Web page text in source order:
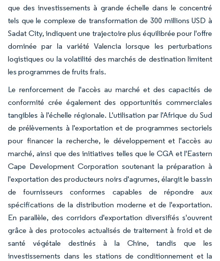
que des investissements à grande échelle dans le concentré
tels que le complexe de transformation de 300 millions USD à
Sadat City, indiquent une trajectoire plus équilibrée pour l'offre
dominée par la variété Valencia lorsque les perturbations
logistiques ou la volatilité des marchés de destination limitent
les programmes de fruits frais.
Le renforcement de l'accès au marché et des capacités de
conformité crée également des opportunités commerciales
tangibles à l'échelle régionale. L'utilisation par l'Afrique du Sud
de prélèvements à l'exportation et de programmes sectoriels
pour financer la recherche, le développement et l'accès au
marché, ainsi que des initiatives telles que le CGA et l'Eastern
Cape Development Corporation soutenant la préparation à
l'exportation des producteurs noirs d'agrumes, élargit le bassin
de fournisseurs conformes capables de répondre aux
spécifications de la distribution moderne et de l'exportation.
En parallèle, des corridors d'exportation diversifiés s'ouvrent
grâce à des protocoles actualisés de traitement à froid et de
santé végétale destinés à la Chine, tandis que les
investissements dans les stations de conditionnement et la